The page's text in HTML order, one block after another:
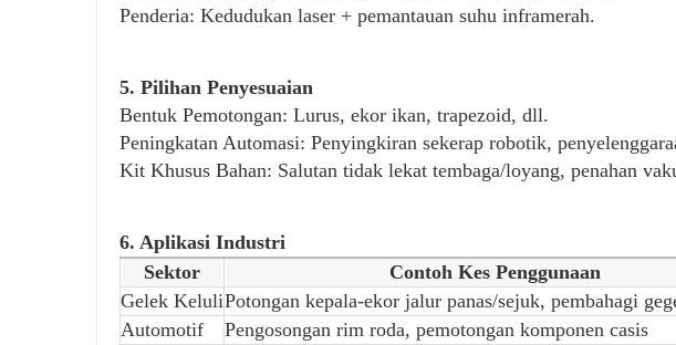
Penderia: Kedudukan laser + pemantauan suhu inframerah.
5. Pilihan Penyesuaian
Bentuk Pemotongan: Lurus, ekor ikan, trapezoid, dll.
Peningkatan Automasi: Penyingkiran sekerap robotik,
Kit Khusus Bahan: Salutan tidak lekat tembaga/loyang, penahan
6. Aplikasi Industri
Sektor
Contoh Kes Penggunaan
Gelek KeluliPotongan kepala-ekor jalur panas/sejuk, pembahagi
Automotif
Pengosongan rim roda, pemotongan komponen casis